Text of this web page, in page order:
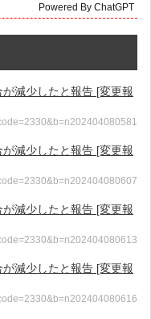
Powered By ChatGPT
減少したと報告 [変更報
減少したと報告 [変更報
減少したと報告 [変更報
減少したと報告 [変更報